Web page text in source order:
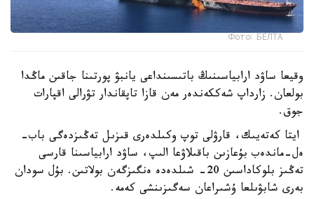
Фото: БЕЛТА
وقيعا ساۋد ارابياسىنىڭ باتىسىنداعى يانبۋ پورتىنا جاقىن ماڭدا
بولعان. زارداپ شەككەندەر مەن قازا تاپقاندار تۋرالى اقپارات
جوق.
ايتا كەتەيىك، قارۋلى توپ وكىلدەرى قىزىل تەڭىزدەگى باب-
ەل-ماندەب بۇعازىن باقىلاۋعا الىپ، ساۋد ارابياسىنا قارسى
تەڭىز بلوكاداسىن 20- شىلدەدە ەنگىزگەن بولاتىن. بۇل سودان
بەرى شابۋىلعا ۇشىراعان سەگىزىنشى كەمە.